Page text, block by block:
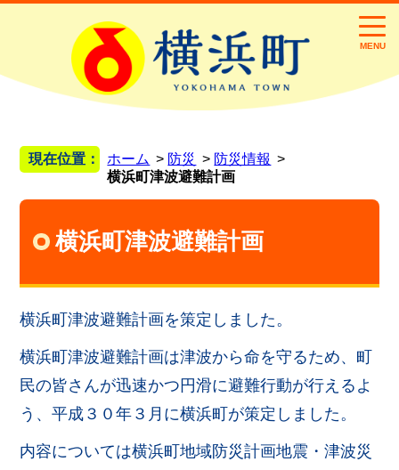
MENU
現在位置： ホーム 防災
防災情報
横浜町津波避難計画
横浜町津波避難計画
横浜町津波避難計画を策定しました。
横浜町津波避難計画は津波から命を守るため、町
民の皆さんが迅速かつ円滑に避難行動が行えるよ
う、平成３０年３月に横浜町が策定しました。
内容については横浜町地域防災計画地震・津波災